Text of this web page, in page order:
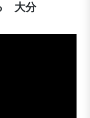
大分